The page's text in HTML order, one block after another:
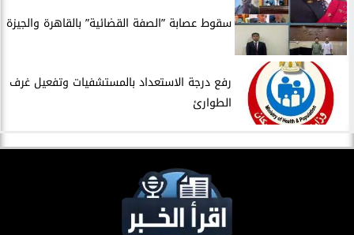
سقوط عصابة ”الصفة القضائية” بالقاهرة والجيزة
​رفع درجة الاستعداد بالمستشفيات وتفعيل غرف
الطوارئ